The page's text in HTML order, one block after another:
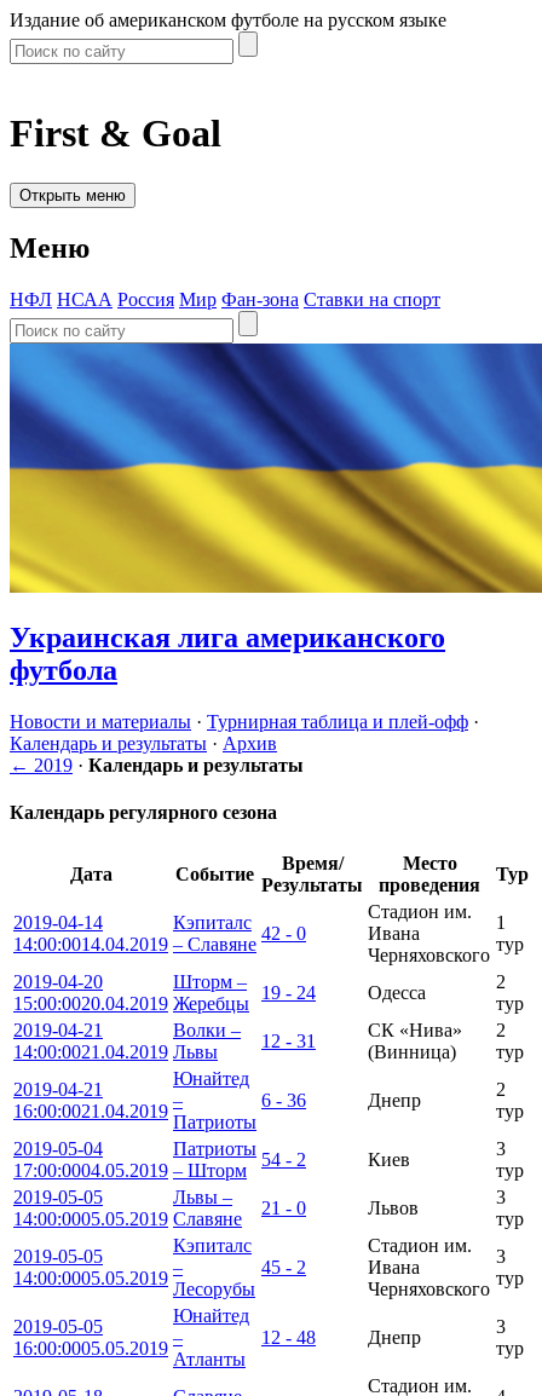
Издание об американском футболе на русском языке
First & Goal
Открыть меню
Меню
НФЛ НСАА Россия Мир Фан-зона Ставки на спорт
Украинская лига американского
футбола
Новости и материалы · Турнирная таблица и плей-офф ·
Календарь и результаты · Архив
← 2019 · Календарь и результаты
Календарь регулярного сезона
Дата Событие
Время/
Результаты
Место
проведения
Тур
2019-04-14
14:00:0014.04.2019
Кэпиталс
– Славяне
42 - 0
Стадион им.
Ивана
Черняховского
1
тур
2019-04-20
15:00:0020.04.2019
Шторм –
Жеребцы
19 - 24 Одесса
2
тур
2019-04-21
14:00:0021.04.2019
Волки –
Львы
12 - 31
СК «Нива»
(Винница)
2
тур
2019-04-21
16:00:0021.04.2019
Юнайтед
–
Патриоты
6 - 36 Днепр
2
тур
2019-05-04
17:00:0004.05.2019
Патриоты
– Шторм
54 - 2 Киев
3
тур
2019-05-05
14:00:0005.05.2019
Львы –
Славяне
21 - 0 Львов
3
тур
2019-05-05
14:00:0005.05.2019
Кэпиталс
–
Лесорубы
45 - 2
Стадион им.
Ивана
Черняховского
3
тур
2019-05-05
16:00:0005.05.2019
Юнайтед
–
Атланты
12 - 48 Днепр
3
тур
Стадион им.